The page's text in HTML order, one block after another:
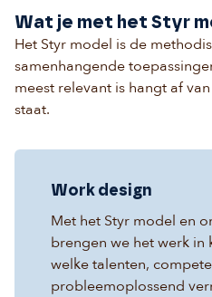
Wat je met het Styr
Het Styr model is de
samenhangende
meest relevant is hangt af
staat.
Work design
Met het Styr model en
brengen we het werk
welke talenten,
probleemoplossend